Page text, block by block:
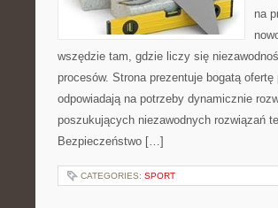
na
wszędzie tam, gdzie liczy się
procesów. Strona prezentuje bogatą
odpowiadają na potrzeby dynamicznie
poszukujących niezawodnych rozwiązań
Bezpieczeństwo […]
CATEGORIES: SPORT